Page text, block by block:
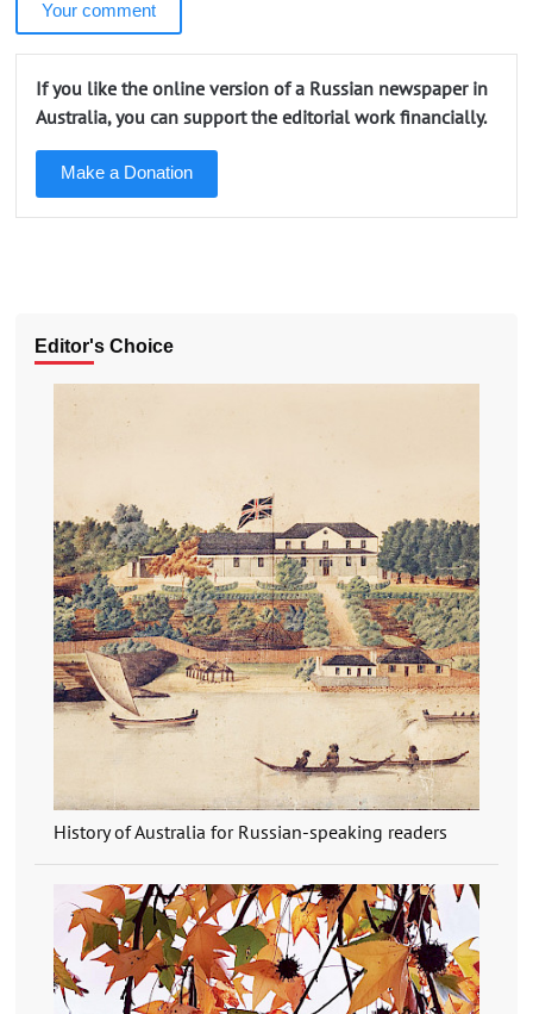
Your comment
If you like the online version of a Russian newspaper in
Australia, you can support the editorial work financially.
Make a Donation
Editor's Choice
History of Australia for Russian-speaking readers